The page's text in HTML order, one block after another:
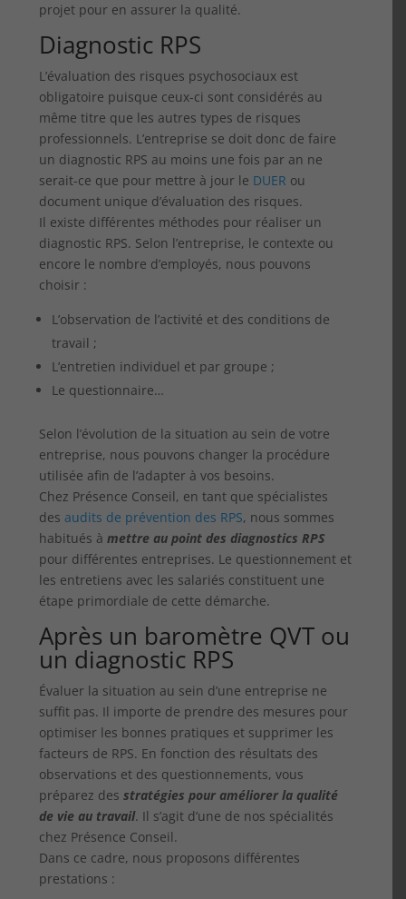
projet pour en assurer la qualité.
Diagnostic RPS
L’évaluation des risques psychosociaux est
obligatoire puisque ceux-ci sont considérés au
même titre que les autres types de risques
professionnels. L’entreprise se doit donc de faire
un diagnostic RPS au moins une fois par an ne
serait-ce que pour mettre à jour le DUER ou
document unique d’évaluation des risques.
Il existe différentes méthodes pour réaliser un
diagnostic RPS. Selon l’entreprise, le contexte ou
encore le nombre d’employés, nous pouvons
choisir :
L’observation de l’activité et des conditions de
travail ;
L’entretien individuel et par groupe ;
Le questionnaire…
Selon l’évolution de la situation au sein de votre
entreprise, nous pouvons changer la procédure
utilisée afin de l’adapter à vos besoins.
Chez Présence Conseil, en tant que spécialistes
desaudits de prévention des RPS, nous sommes
habitués àmettre au point des diagnostics RPS
pour différentes entreprises. Le questionnement et
les entretiens avec les salariés constituent une
étape primordiale de cette démarche.
Après un baromètre QVT ou
un diagnostic RPS
Évaluer la situation au sein d’une entreprise ne
suffit pas. Il importe de prendre des mesures pour
optimiser les bonnes pratiques et supprimer les
facteurs de RPS. En fonction des résultats des
observations et des questionnements, vous
préparez desstratégies pour améliorer la qualité
de vie au travail. Il s’agit d’une de nos spécialités
chez Présence Conseil.
Dans ce cadre, nous proposons différentes
prestations :